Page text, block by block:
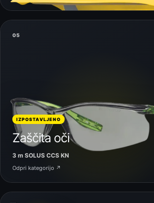
05
IZPOSTAVLJENO
Zaščita oči
3 m SOLUS CCS KN
Odpri kategorijo ↗